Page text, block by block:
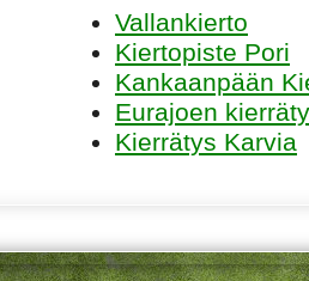
Vallankierto
Kiertopiste Pori
Kankaanpään
Eurajoen
Kierrätys Karvia